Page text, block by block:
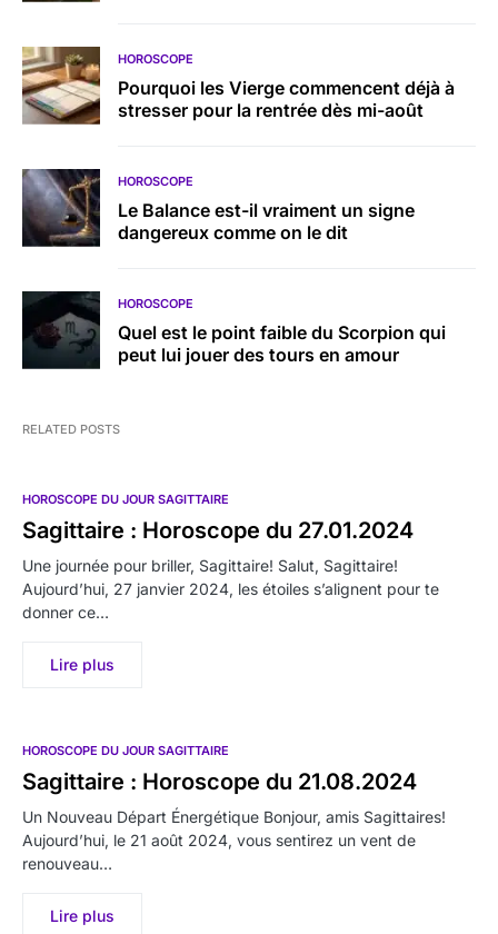
HOROSCOPE
Pourquoi les Vierge commencent déjà à
stresser pour la rentrée dès mi-août
HOROSCOPE
Le Balance est-il vraiment un signe
dangereux comme on le dit
HOROSCOPE
Quel est le point faible du Scorpion qui
peut lui jouer des tours en amour
RELATED POSTS
HOROSCOPE DU JOUR SAGITTAIRE
Sagittaire : Horoscope du 27.01.2024
Une journée pour briller, Sagittaire! Salut, Sagittaire!
Aujourd’hui, 27 janvier 2024, les étoiles s’alignent pour te
donner ce…
Lire plus
HOROSCOPE DU JOUR SAGITTAIRE
Sagittaire : Horoscope du 21.08.2024
Un Nouveau Départ Énergétique Bonjour, amis Sagittaires!
Aujourd’hui, le 21 août 2024, vous sentirez un vent de
renouveau…
Lire plus